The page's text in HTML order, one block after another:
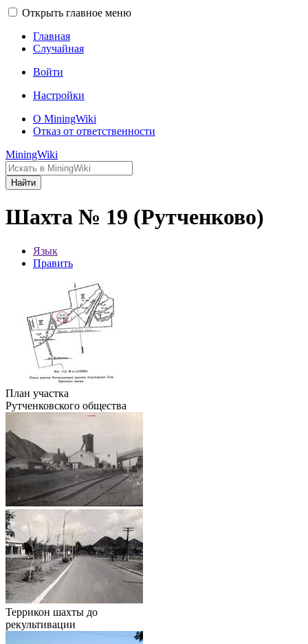
Открыть главное меню
Главная
Случайная
Войти
Настройки
О MiningWiki
Отказ от ответственности
MiningWiki
Найти
Шахта № 19 (Рутченково)
Язык
Править
План участка
Рутченковского общества
Террикон шахты до
рекультивации